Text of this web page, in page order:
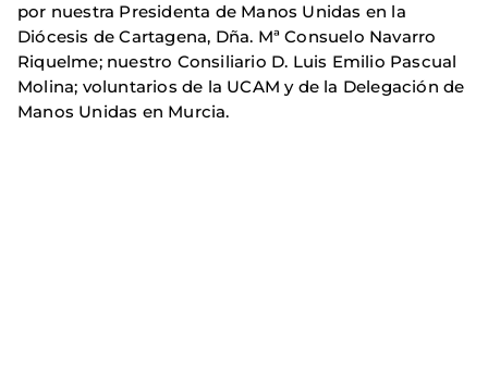
por nuestra Presidenta de Manos Unidas en la
Diócesis de Cartagena, Dña. Mª Consuelo Navarro
Riquelme; nuestro Consiliario D. Luis Emilio Pascual
Molina; voluntarios de la UCAM y de la Delegación de
Manos Unidas en Murcia.